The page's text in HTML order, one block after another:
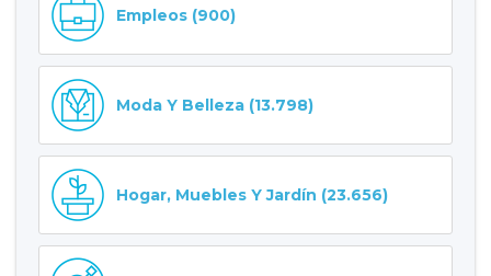
Empleos (900)
Moda Y Belleza (13.798)
Hogar, Muebles Y Jardín (23.656)